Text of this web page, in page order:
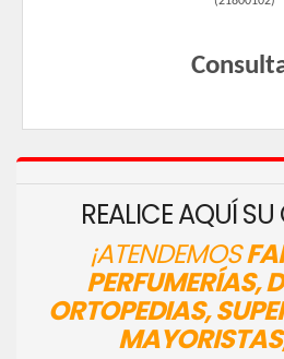
REALICE AQUÍ
¡ATENDEMOS
PERFUMERÍAS,
ORTOPEDIAS,